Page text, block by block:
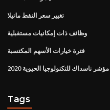
تغيير سعر النفط مانيلا
وظائف ذات إمكانيات مستقبلية
فترة خيارات الأسهم المكتسبة
مؤشر ناسداك للتكنولوجيا الحيوية 2020
Tags